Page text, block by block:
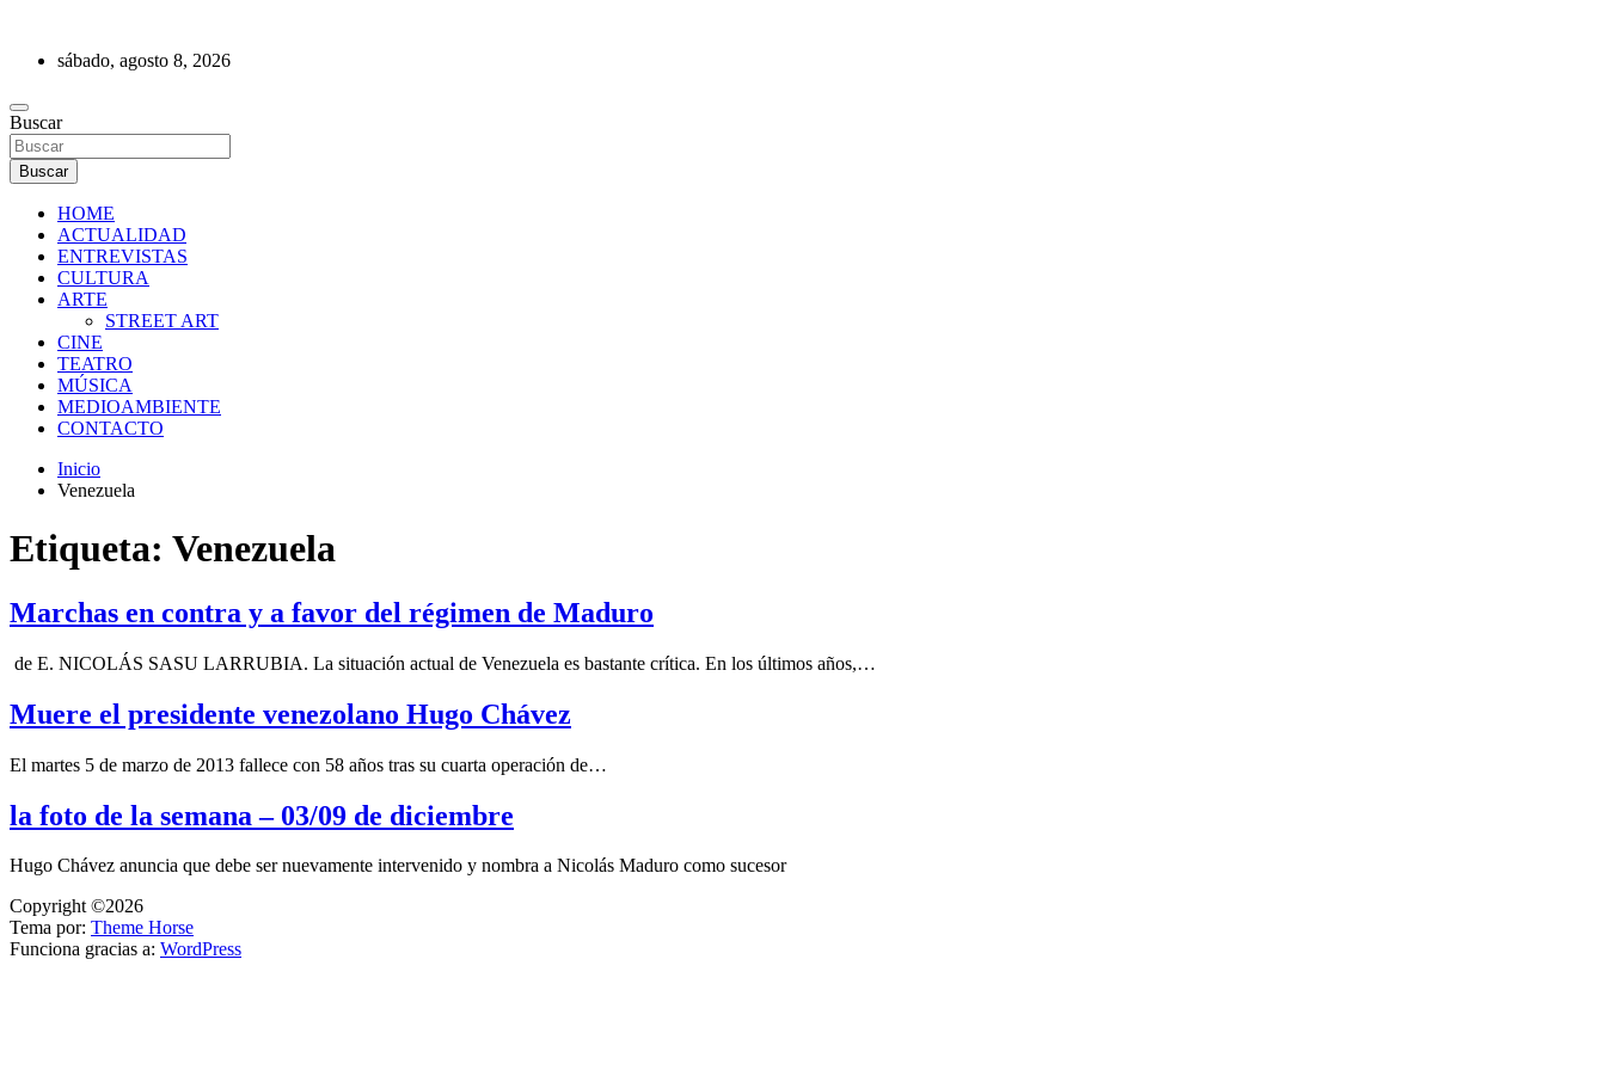
contenidosábado, agosto 8, 2026
REVISTA DE PRENSA
Buscar
Buscar
HOME
ACTUALIDAD
ENTREVISTAS
CULTURA
ARTE
STREET ART
CINE
TEATRO
MÚSICA
MEDIOAMBIENTE
CONTACTO
Inicio
Venezuela
Etiqueta: Venezuela
Marchas en contra y a favor del régimen de Maduro
de E. NICOLÁS SASU LARRUBIA. La situación actual de Venezuela es bastante crítica. En los últimos años,…
Muere el presidente venezolano Hugo Chávez
El martes 5 de marzo de 2013 fallece con 58 años tras su cuarta operación de…
la foto de la semana – 03/09 de diciembre
Hugo Chávez anuncia que debe ser nuevamente intervenido y nombra a Nicolás Maduro como sucesor
Copyright ©2026
Tema por: Theme Horse
Funciona gracias a: WordPress